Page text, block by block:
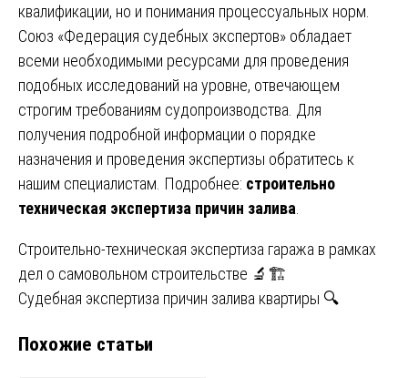
квалификации, но и понимания процессуальных норм.
Союз «Федерация судебных экспертов» обладает
всеми необходимыми ресурсами для проведения
подобных исследований на уровне, отвечающем
строгим требованиям судопроизводства. Для
получения подробной информации о порядке
назначения и проведения экспертизы обратитесь к
нашим специалистам. Подробнее: строительно
техническая экспертиза причин залива
Навигация
по
Строительно-техническая экспертиза гаража в рамках
дел о самовольном строительстве 🔬🏗️
Судебная экспертиза причин залива квартиры 🔍
Похожие статьи